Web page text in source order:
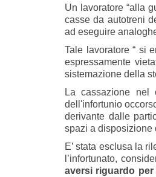
Un lavoratore “alla
casse da autotreni
ad eseguire
Tale lavoratore “ si
espressamente
sistemazione della
La cassazione nel
dell'infortunio
derivante dalle
spazi a disposizione
E’ stata esclusa la
l’infortunato,
aversi riguardo